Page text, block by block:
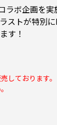
ボ企画を実
ストが特別
す！
しております。